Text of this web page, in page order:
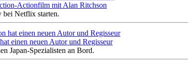
Actionfilm mit Alan Ritchson
Netflix starten.
einen neuen Autor und Regisseur
Japan-Spezialisten an Bord.